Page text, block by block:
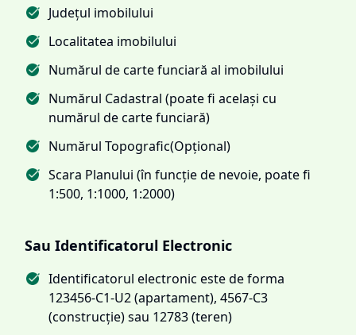
Județul imobilului
Localitatea imobilului
Numărul de carte funciară al imobilului
Numărul Cadastral (poate fi același cu
numărul de carte funciară)
Numărul Topografic(Opțional)
Scara Planului (în funcție de nevoie, poate fi
1:500, 1:1000, 1:2000)
Sau Identificatorul Electronic
Identificatorul electronic este de forma
123456-C1-U2 (apartament), 4567-C3
(construcție) sau 12783 (teren)